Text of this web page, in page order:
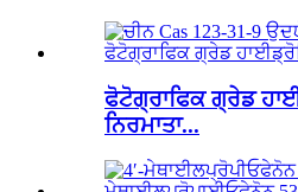
ਫੋਟੋਗ੍ਰਾਫਿਕ ਗ੍ਰੇਡ
ਨਿਰਮਾਤਾ...